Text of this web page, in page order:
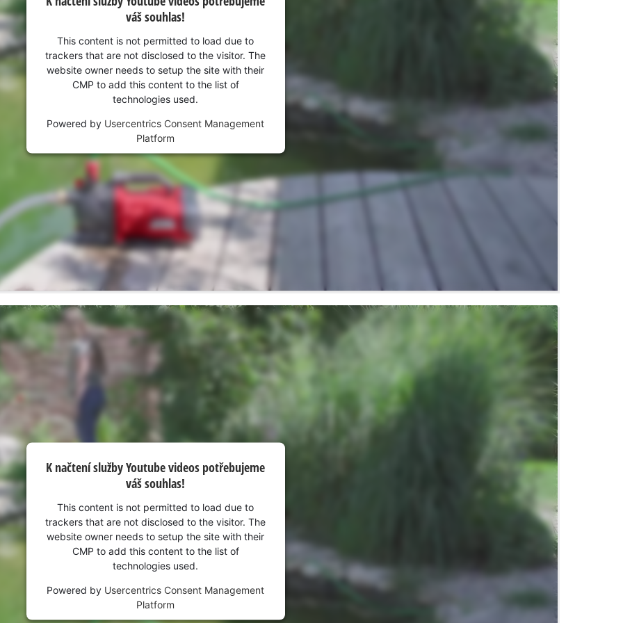
váš souhlas!
This content is not permitted to load due to
trackers that are not disclosed to the visitor. The
website owner needs to setup the site with their
CMP to add this content to the list of
technologies used.
Powered by Usercentrics Consent Management
Platform
K načtení služby Youtube videos potřebujeme
váš souhlas!
This content is not permitted to load due to
trackers that are not disclosed to the visitor. The
website owner needs to setup the site with their
CMP to add this content to the list of
technologies used.
Powered by Usercentrics Consent Management
Platform